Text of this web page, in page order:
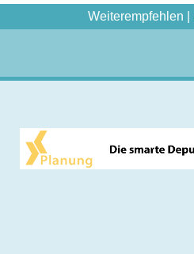
Weiterempfehlen